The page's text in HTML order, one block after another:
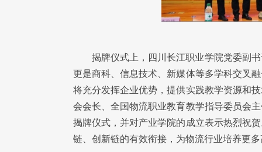
揭牌仪式上，四川长江职业学院党委副
更是商科、信息技术、新媒体等多学科交叉
将充分发挥企业优势，提供实践教学资源和
会会长、全国物流职业教育教学指导委员会
揭牌仪式，并对产业学院的成立表示热烈祝
链、创新链的有效衔接，为物流行业培养更